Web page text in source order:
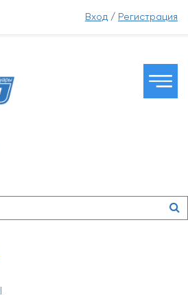
Вход / Регистрация